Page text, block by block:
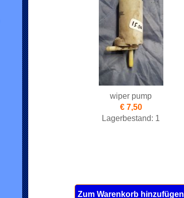
wiper pump
€ 7,50
Lagerbestand: 1
Zum Warenkorb hinzufügen